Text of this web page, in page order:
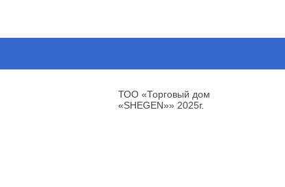
ТОО «Торговый дом
«SHEGEN»» 2025г.